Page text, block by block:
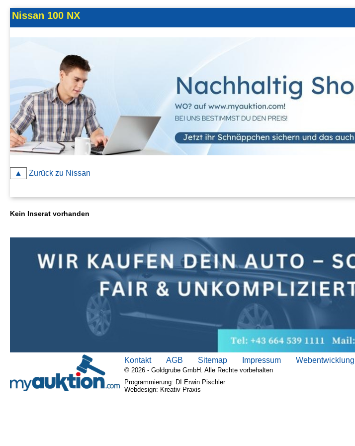
Kontakt
AGB, Nutzungsbedingungen
Nissan 100 NX
▲ Zurück zu Nissan
Kein Inserat vorhanden
Kontakt AGB Sitemap Impressum Webentwicklung
© 2026 - Goldgrube GmbH. Alle Rechte vorbehalten
Programmierung: DI Erwin Pischler
Webdesign: Kreativ Praxis